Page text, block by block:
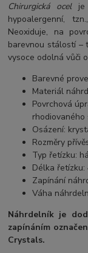
Chirurgická ocelje
hypoalergenní,
Neoxiduje, na
barevnou stálostí –
vysoce odolná vůči
Barevné
Materiál
Povrchová
rhodiovaného
Osázení:
Rozměry
Typ řetízku:
Délka
Zapínání
Váha
Náhrdelník je
zapínáním
Crystals.